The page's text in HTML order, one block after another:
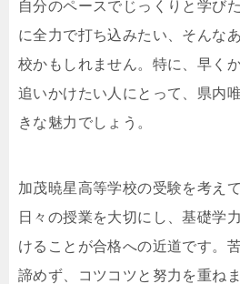
自分のペースでじっくりと学び
に全力で打ち込みたい、そんな
校かもしれません。特に、早く
追いかけたい人にとって、県内
きな魅力でしょう。
加茂暁星高等学校の受験を考え
日々の授業を大切にし、基礎学
けることが合格への近道です。
諦めず、コツコツと努力を重ね